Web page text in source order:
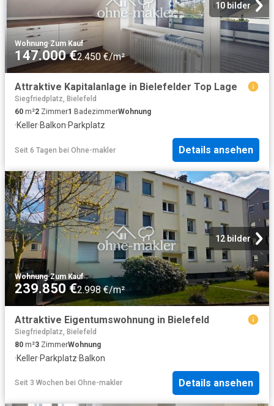
10 bilder
Wohnung·Zum Kauf
147.000 €2.450 €/m²
Attraktive Kapitalanlage in Bielefelder Top Lage
Siegfriedplatz, Bielefeld
60 m²2 Zimmer1 BadezimmerWohnung
·Keller·Balkon·Parkplatz
Seit 6 Tagen bei Ohne-makler Details ansehen
12 bilder
Wohnung·Zum Kauf
239.850 €2.998 €/m²
Attraktive Eigentumswohnung in Bielefeld
Siegfriedplatz, Bielefeld
80 m²3 ZimmerWohnung
·Keller·Parkplatz·Balkon
Seit 3 Wochen bei Ohne-makler Details ansehen